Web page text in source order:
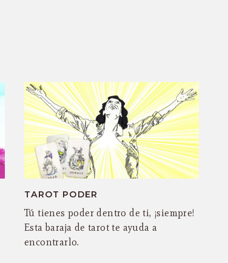
TAROT PODER
Tú tienes poder dentro de ti, ¡siempre!
Esta baraja de tarot te ayuda a
encontrarlo.